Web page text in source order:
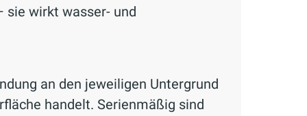
sie wirkt wasser- und
an den jeweiligen Untergrund
handelt. Serienmäßig sind